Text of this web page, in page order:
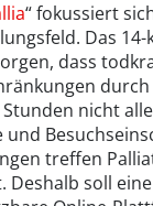
“ fokussiert
Das 14-
dass
nicht
treffen
Deshalb soll